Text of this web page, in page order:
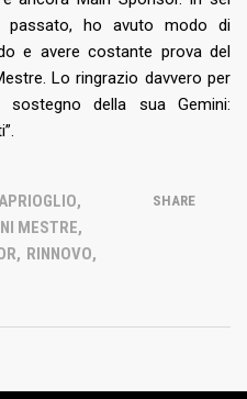
passato, ho avuto modo di
e avere costante prova del
Lo ringrazio davvero per
della sua Gemini:
,
MESTRE,
, RINNOVO,
SHARE